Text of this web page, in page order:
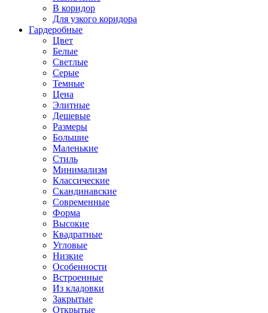
В коридор
Для узкого коридора
Гардеробные
Цвет
Белые
Светлые
Серые
Темные
Цена
Элитные
Дешевые
Размеры
Большие
Маленькие
Стиль
Минимализм
Классические
Скандинавские
Современные
Форма
Высокие
Квадратные
Угловые
Низкие
Особенности
Встроенные
Из кладовки
Закрытые
Открытые